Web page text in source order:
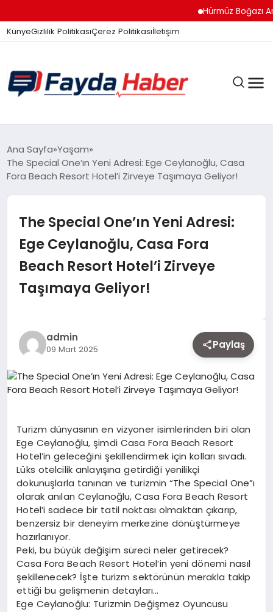
Hürmüz Boğazı
KünyeGizlilik PolitikasıÇerez Politikasıİletişim
GÜNDEM
TEKNOLOJI
EKONOMI
SIYASET
MAGAZIN
DÜNYA
SAĞLIK
EĞITIM
Ana Sayfa Yaşam
The Special One’ın Yeni Adresi: Ege Ceylanoğlu, Casa
Fora Beach Resort Hotel’i Zirveye Taşımaya Geliyor!
The Special One’ın Yeni Adresi:
Ege Ceylanoğlu, Casa Fora
Beach Resort Hotel’i Zirveye
Taşımaya Geliyor!
admin
09 Mart 2025 Paylaş
Turizm dünyasının en vizyoner isimlerinden biri olan
Ege Ceylanoğlu, şimdi Casa Fora Beach Resort
Hotel’in geleceğini şekillendirmek için kolları sıvadı.
Lüks otelcilik anlayışına getirdiği yenilikçi
dokunuşlarla tanınan ve turizmin “The Special One”ı
olarak anılan Ceylanoğlu, Casa Fora Beach Resort
Hotel’i sadece bir tatil noktası olmaktan çıkarıp,
benzersiz bir deneyim merkezine dönüştürmeye
hazırlanıyor.
Peki, bu büyük değişim süreci neler getirecek?
Casa Fora Beach Resort Hotel’in yeni dönemi nasıl
şekillenecek? İşte turizm sektörünün merakla takip
ettiği bu gelişmenin detayları…
Ege Ceylanoğlu: Turizmin Değişmez Oyuncusu